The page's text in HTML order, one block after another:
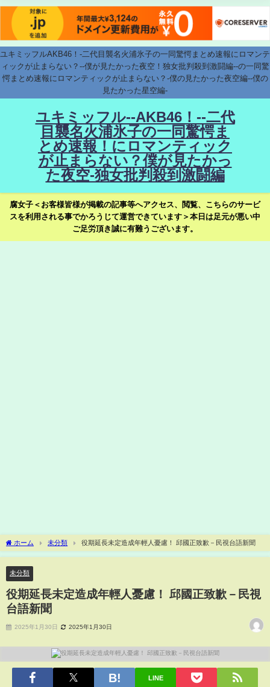
ユキミッフルAKB46！-二代目襲名火浦氷子の一同驚愕まとめ速報にロマンテ
ィックが止まらない？--僕が見たかった夜空！独女批判殺到激闘編--の一同驚
愕まとめ速報にロマンティックが止まらない？-僕の見たかった夜空編--僕の
見たかった星空編-
ユキミッフル--AKB46！--二代
目襲名火浦氷子の一同驚愕ま
とめ速報！にロマンティック
が止まらない？僕が見たかっ
た夜空-独女批判殺到激闘編
腐女子＜お客様皆様が掲載の記事等へアクセス、閲覧、こちらのサービ
スを利用される事でかろうじて運営できています＞本日は足元が悪い中
ご足労頂き誠に有難うございます。
ホーム 未分類 役期延長未定造成年輕人憂慮！ 邱國正致歉－民視台語新聞
未分類
役期延長未定造成年輕人憂慮！ 邱國正致歉－民視
台語新聞
2025年1月30日 2025年1月30日
LINE